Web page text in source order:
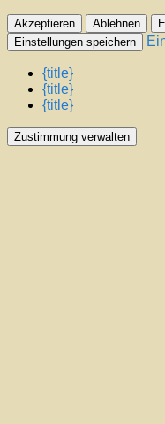
Akzeptieren Ablehnen
Einstellungen speichern
{title}
{title}
{title}
Zustimmung verwalten